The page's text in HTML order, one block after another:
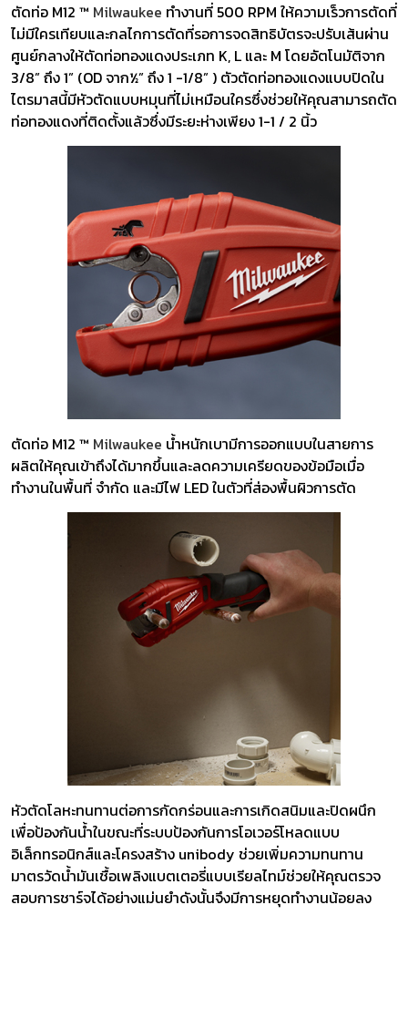
ตัดท่อ M12 ™ Milwaukee ทำงานที่ 500 RPM ให้ความเร็วการตัดที่
ไม่มีใครเทียบและกลไกการตัดที่รอการจดสิทธิบัตรจะปรับเส้นผ่าน
ศูนย์กลางให้ตัดท่อทองแดงประเภท K, L และ M โดยอัตโนมัติจาก
3/8” ถึง 1” (OD จาก½” ถึง 1 -1/8” ) ตัวตัดท่อทองแดงแบบปิดใน
ไตรมาสนี้มีหัวตัดแบบหมุนที่ไม่เหมือนใครซึ่งช่วยให้คุณสามารถตัด
ท่อทองแดงที่ติดตั้งแล้วซึ่งมีระยะห่างเพียง 1-1 / 2 นิ้ว
ตัดท่อ M12 ™ Milwaukee น้ำหนักเบามีการออกแบบในสายการ
ผลิตให้คุณเข้าถึงได้มากขึ้นและลดความเครียดของข้อมือเมื่อ
ทำงานในพื้นที่ จำกัด และมีไฟ LED ในตัวที่ส่องพื้นผิวการตัด
หัวตัดโลหะทนทานต่อการกัดกร่อนและการเกิดสนิมและปิดผนึก
เพื่อป้องกันน้ำในขณะที่ระบบป้องกันการโอเวอร์โหลดแบบ
อิเล็กทรอนิกส์และโครงสร้าง unibody ช่วยเพิ่มความทนทาน
มาตรวัดน้ำมันเชื้อเพลิงแบตเตอรี่แบบเรียลไทม์ช่วยให้คุณตรวจ
สอบการชาร์จได้อย่างแม่นยำดังนั้นจึงมีการหยุดทำงานน้อยลง